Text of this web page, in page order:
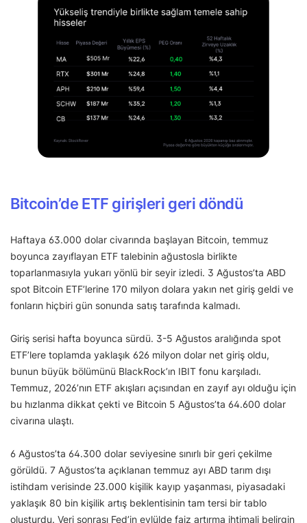
Bitcoin’de ETF girişleri geri döndü
Haftaya 63.000 dolar civarında başlayan Bitcoin, temmuz
boyunca zayıflayan ETF talebinin ağustosla birlikte
toparlanmasıyla yukarı yönlü bir seyir izledi. 3 Ağustos’ta ABD
spot Bitcoin ETF’lerine 170 milyon dolara yakın net giriş geldi ve
fonların hiçbiri gün sonunda satış tarafında kalmadı.
Giriş serisi hafta boyunca sürdü. 3-5 Ağustos aralığında spot
ETF’lere toplamda yaklaşık 626 milyon dolar net giriş oldu,
bunun büyük bölümünü BlackRock’ın IBIT fonu karşıladı.
Temmuz, 2026’nın ETF akışları açısından en zayıf ayı olduğu için
bu hızlanma dikkat çekti ve Bitcoin 5 Ağustos’ta 64.600 dolar
civarına ulaştı.
6 Ağustos’ta 64.300 dolar seviyesine sınırlı bir geri çekilme
görüldü. 7 Ağustos’ta açıklanan temmuz ayı ABD tarım dışı
istihdam verisinde 23.000 kişilik kayıp yaşanması, piyasadaki
yaklaşık 80 bin kişilik artış beklentisinin tam tersi bir tablo
oluşturdu. Veri sonrası Fed’in eylülde faiz artırma ihtimali belirgin